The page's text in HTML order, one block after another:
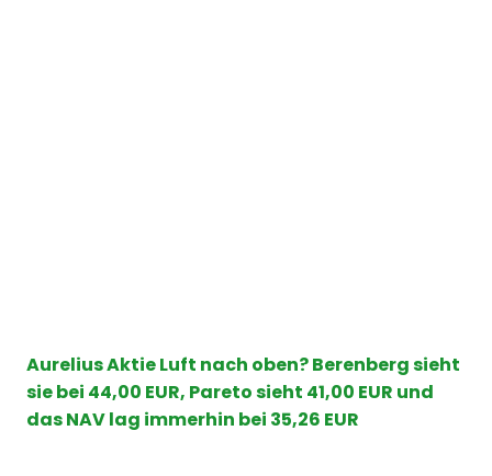
AureliusAktieLuft nach oben?Berenbergsieht
sie bei 44,00 EUR, Paretosieht 41,00 EUR und
das NAV lag immerhin bei 35,26 EUR